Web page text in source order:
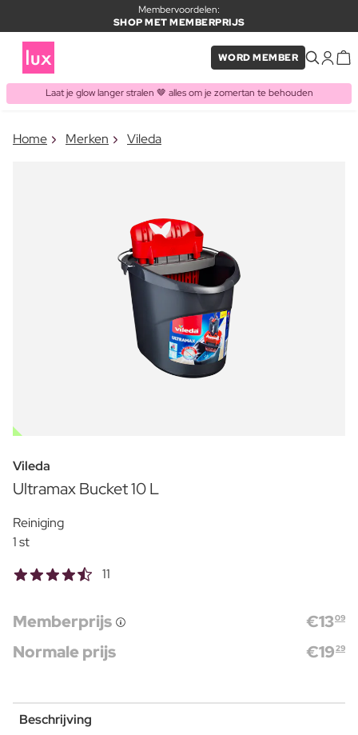
Membervoordelen:
SHOP MET MEMBERPRIJS
WORD MEMBER
Laat je glow langer stralen 🤎 alles om je zomertan te behouden
ITEM TOEGEVOEGD AAN
Home Merken Vileda
OUTLET
Vileda
Ultramax Bucket 10 L
Reiniging
1 st
11
Memberprijs €1309
Normale prijs €1929
Beschrijving